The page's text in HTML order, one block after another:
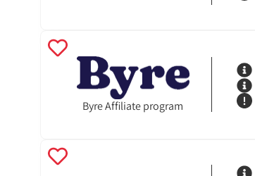
Byre Affiliate program